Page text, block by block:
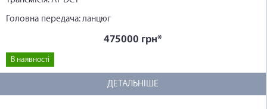
Головна передача: ланцюг
475000 грн*
В наявності
ДЕТАЛЬНІШЕ